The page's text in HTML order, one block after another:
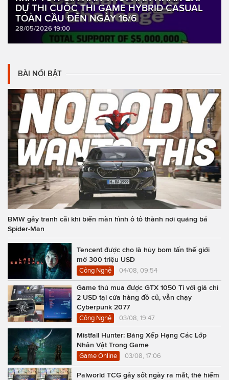
DỰ THI CUỘC THI GAME HYBRID CASUAL
TOÀN CẦU ĐẾN NGÀY 16/6
28/05/2026 19:00
BÀI NỔI BẬT
BMW gây tranh cãi khi biến màn hình ô tô thành nơi quảng bá
Spider-Man
Tencent được cho là hủy bom tấn thế giới
mở 300 triệu USD
Công Nghệ 04/08, 09:54
Game thủ mua được GTX 1050 Ti với giá chỉ
2 USD tại cửa hàng đồ cũ, vẫn chạy
Cyberpunk 2077
Công Nghệ 03/08, 19:47
Mistfall Hunter: Bảng Xếp Hạng Các Lớp
Nhân Vật Trong Game
Game Online 03/08, 17:06
Palworld TCG gây sốt ngày ra mắt, thẻ hiếm